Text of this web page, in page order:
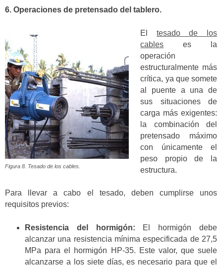
6. Operaciones de pretensado del tablero.
Figura 8. Tesado de los cables.
El tesado de los
cables es la
operación
estructuralmente más
crítica, ya que somete
al puente a una de
sus situaciones de
carga más exigentes:
la combinación del
pretensado máximo
con únicamente el
peso propio de la
estructura.
Para llevar a cabo el tesado, deben cumplirse unos
requisitos previos:
Resistencia del hormigón: El hormigón debe
alcanzar una resistencia mínima especificada de 27,5
MPa para el hormigón HP-35. Este valor, que suele
alcanzarse a los siete días, es necesario para que el